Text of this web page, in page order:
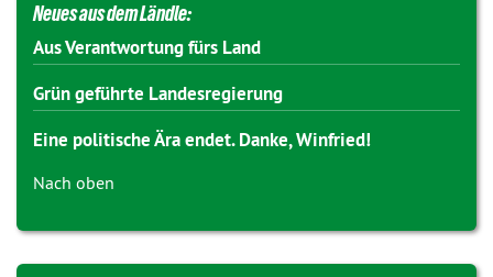
Neues aus dem Ländle:
Aus Verantwortung fürs Land
Grün geführte Landesregierung
Eine politische Ära endet. Danke, Winfried!
Nach oben